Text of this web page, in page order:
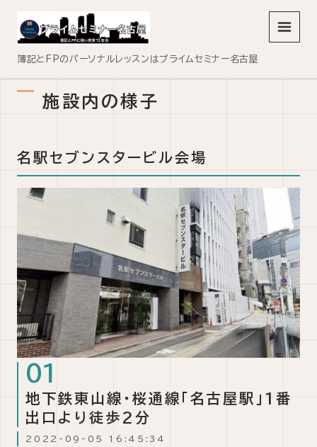
簿記とFPのパーソナルレッスンはプライムセミナー名古屋
メニュ
施設内の様子
名駅セブンスタービル会場
地下鉄東山線・桜通線「名古屋駅」1番
出口より徒歩2分
2022-09-05 16:45:34